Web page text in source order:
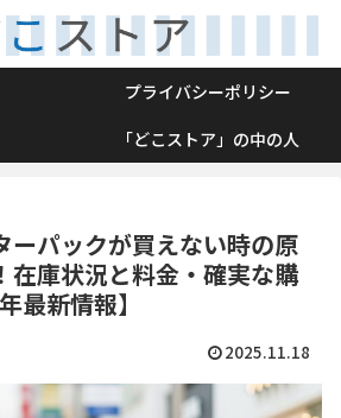
プライバシーポリシー
「どこストア」の中の人
ーパックが買えない時の原
在庫状況と料金・確実な購
最新情報】
2025.11.18